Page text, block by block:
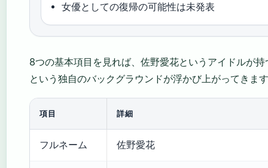
女優としての復帰の可能性は未発表
8つの基本項目を見れば、佐野愛花というアイドルが
という独自のバックグラウンドが浮かび上がってきま
項目 詳細
フルネーム 佐野愛花